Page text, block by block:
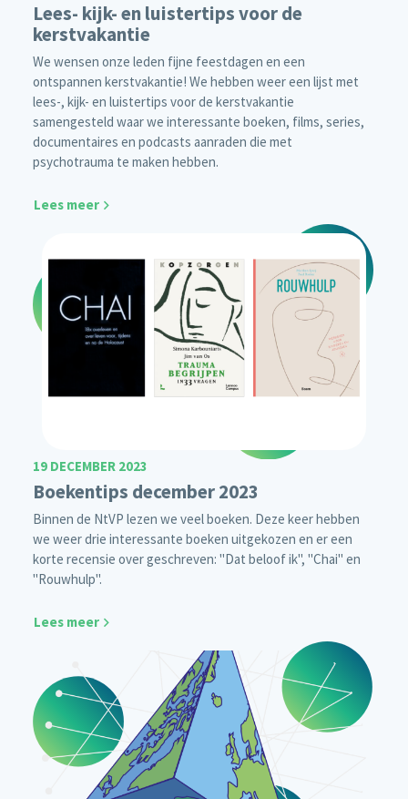
Lees- kijk- en luistertips voor de
kerstvakantie
We wensen onze leden fijne feestdagen en een
ontspannen kerstvakantie! We hebben weer een lijst met
lees-, kijk- en luistertips voor de kerstvakantie
samengesteld waar we interessante boeken, films, series,
documentaires en podcasts aanraden die met
psychotrauma te maken hebben.
Lees meer
19 DECEMBER 2023
Boekentips december 2023
Binnen de NtVP lezen we veel boeken. Deze keer hebben
we weer drie interessante boeken uitgekozen en er een
korte recensie over geschreven: "Dat beloof ik", "Chai" en
"Rouwhulp".
Lees meer